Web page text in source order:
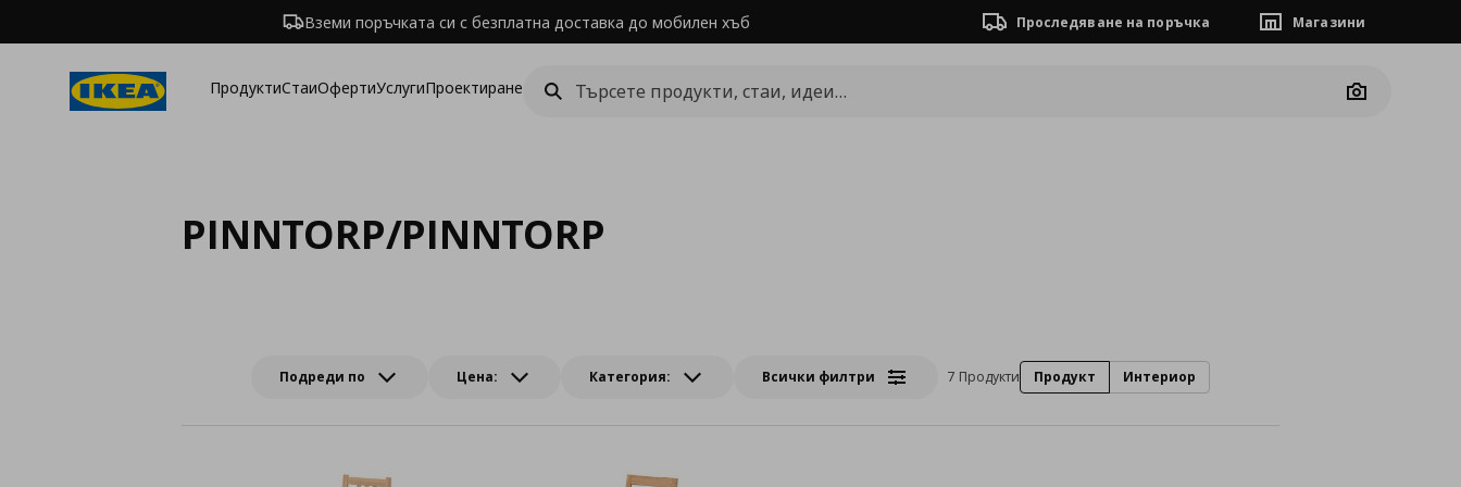
Вземи поръчката си с безплатна доставка до мобилен хъб Проследяване на поръчка Магазини
ПродуктиСтаиОфертиУслугиПроектиране
Camera
PINNTORP/PINNTORP
Подреди по Цена: Категория: Всички филтри 7 Продукти Продукт Интериор